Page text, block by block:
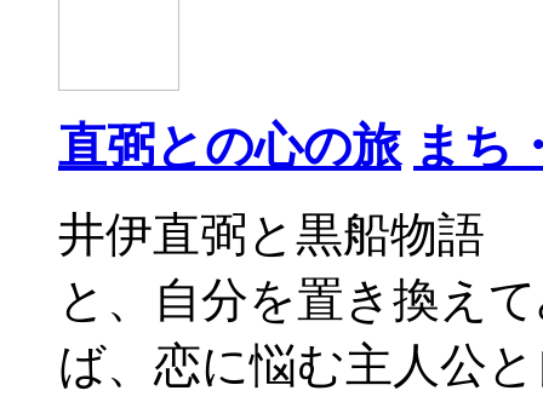
直弼との心の旅 まち
井伊直弼と黒船物語
と、自分を置き換え
ば、恋に悩む主人公